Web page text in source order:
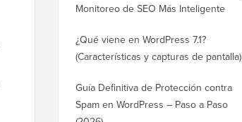
Monitoreo de SEO Más Inteligente
¿Qué viene en WordPress 7.1?
(Características y capturas de pantalla)
Guía Definitiva de Protección contra
Spam en WordPress – Paso a Paso